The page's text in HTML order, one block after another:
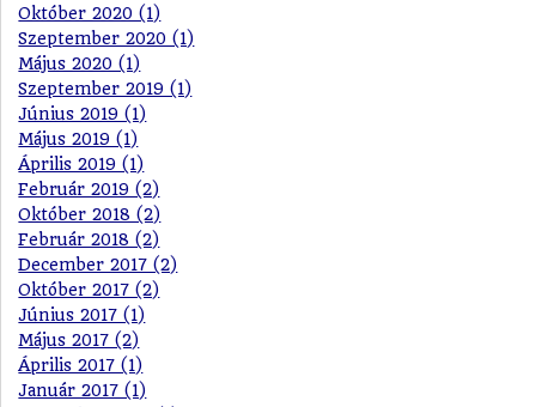
Október 2020 (1)
Szeptember 2020 (1)
Május 2020 (1)
Szeptember 2019 (1)
Június 2019 (1)
Május 2019 (1)
Április 2019 (1)
Február 2019 (2)
Október 2018 (2)
Február 2018 (2)
December 2017 (2)
Október 2017 (2)
Június 2017 (1)
Május 2017 (2)
Április 2017 (1)
Január 2017 (1)